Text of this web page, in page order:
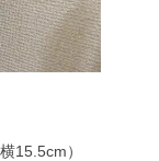
15.5cm）